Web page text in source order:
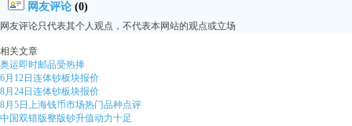
网友评论 (0)
网友评论只代表其个人观点，不代表本网站的观点或立场
相关文章
奥运即时邮品受热捧
6月12日连体钞板块报价
8月24日连体钞板块报价
8月5日上海钱币市场热门品种点评
中国双错版整版钞升值动力十足